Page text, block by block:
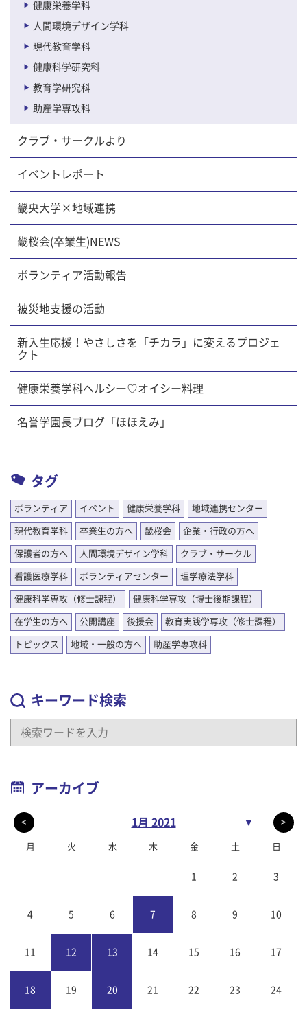
健康栄養学科
人間環境デザイン学科
現代教育学科
健康科学研究科
教育学研究科
助産学専攻科
クラブ・サークルより
イベントレポート
畿央大学×地域連携
畿桜会(卒業生)NEWS
ボランティア活動報告
被災地支援の活動
新入生応援！やさしさを「チカラ」に変えるプロジェ
クト
健康栄養学科ヘルシー♡オイシー料理
名誉学園長ブログ「ほほえみ」
タグ
ボランティア イベント 健康栄養学科 地域連携センター
現代教育学科 卒業生の方へ 畿桜会 企業・行政の方へ
保護者の方へ 人間環境デザイン学科 クラブ・サークル
看護医療学科 ボランティアセンター 理学療法学科
健康科学専攻（修士課程） 健康科学専攻（博士後期課程）
在学生の方へ 公開講座 後援会 教育実践学専攻（修士課程）
トピックス 地域・一般の方へ 助産学専攻科
キーワード検索
アーカイブ
< 1月 2021 ▼ >
月 火 水 木 金 土 日
1 2 3
4 5 6 7 8 9 10
11 12 13 14 15 16 17
18 19 20 21 22 23 24